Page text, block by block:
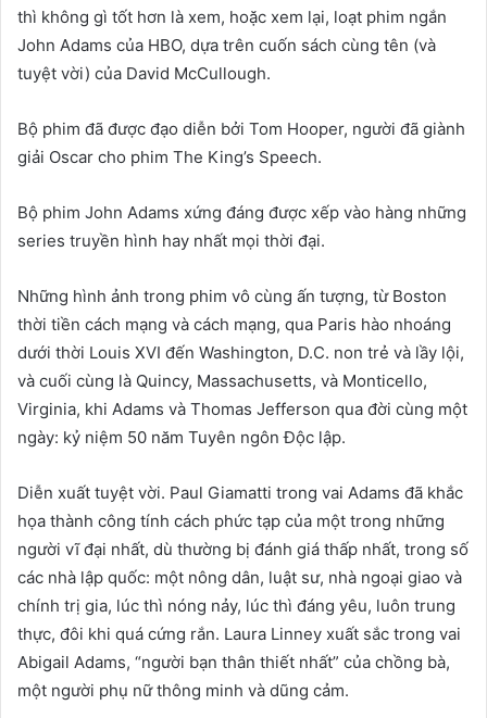
thì không gì tốt hơn là xem, hoặc xem lại, loạt phim ngắn
John Adams của HBO, dựa trên cuốn sách cùng tên (và
tuyệt vời) của David McCullough.
Bộ phim đã được đạo diễn bởi Tom Hooper, người đã giành
giải Oscar cho phim The King’s Speech.
Bộ phim John Adams xứng đáng được xếp vào hàng những
series truyền hình hay nhất mọi thời đại.
Những hình ảnh trong phim vô cùng ấn tượng, từ Boston
thời tiền cách mạng và cách mạng, qua Paris hào nhoáng
dưới thời Louis XVI đến Washington, D.C. non trẻ và lầy lội,
và cuối cùng là Quincy, Massachusetts, và Monticello,
Virginia, khi Adams và Thomas Jefferson qua đời cùng một
ngày: kỷ niệm 50 năm Tuyên ngôn Độc lập.
Diễn xuất tuyệt vời. Paul Giamatti trong vai Adams đã khắc
họa thành công tính cách phức tạp của một trong những
người vĩ đại nhất, dù thường bị đánh giá thấp nhất, trong số
các nhà lập quốc: một nông dân, luật sư, nhà ngoại giao và
chính trị gia, lúc thì nóng nảy, lúc thì đáng yêu, luôn trung
thực, đôi khi quá cứng rắn. Laura Linney xuất sắc trong vai
Abigail Adams, “người bạn thân thiết nhất” của chồng bà,
một người phụ nữ thông minh và dũng cảm.